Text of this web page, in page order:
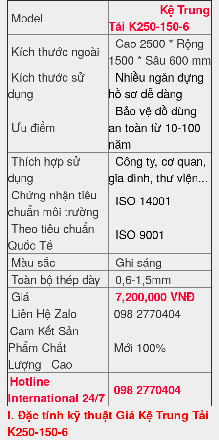
Model
Kệ Trung
Tải K250-150-6
Kích thước ngoài
Cao 2500 * Rộng
1500 * Sâu 600 mm
Kích thước sử
dụng
Nhiều ngăn đựng
hồ sơ dễ dàng
Ưu điểm
Bảo vệ đồ dùng
an toàn từ 10-100
năm
Thích hợp sử
dụng
Công ty, cơ quan,
gia đình, thư viện...
Chứng nhận tiêu
chuẩn môi trường
ISO 14001
Theo tiêu chuẩn
Quốc Tế
ISO 9001
Màu sắc
Ghi sáng
Toàn bộ thép dày
0,6-1,5mm
Giá
7,200,000 VNĐ
Liên Hệ Zalo
098 2770404
Cam Kết Sản
Phẩm Chất
Lượng Cao
Mới 100%
Hotline
International 24/7 098 2770404
I. Đặc tính kỹ thuật Giá Kệ Trung Tải
K250-150-6